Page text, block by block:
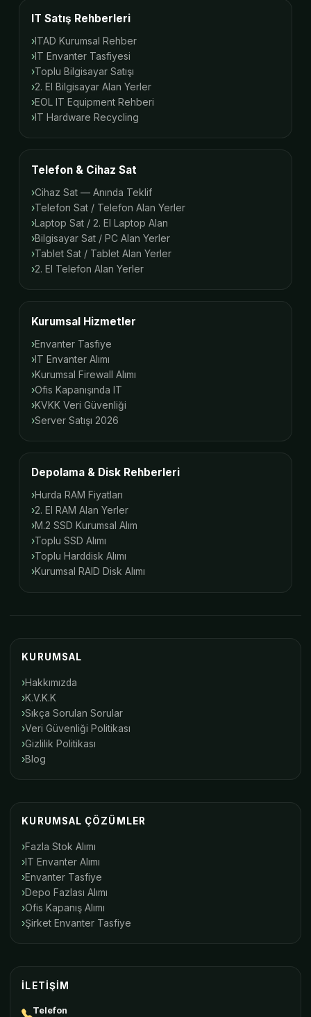
IT Satış Rehberleri
ITAD Kurumsal Rehber
IT Envanter Tasfiyesi
Toplu Bilgisayar Satışı
2. El Bilgisayar Alan Yerler
EOL IT Equipment Rehberi
IT Hardware Recycling
Telefon & Cihaz Sat
Cihaz Sat — Anında Teklif
Telefon Sat / Telefon Alan Yerler
Laptop Sat / 2. El Laptop Alan
Bilgisayar Sat / PC Alan Yerler
Tablet Sat / Tablet Alan Yerler
2. El Telefon Alan Yerler
Kurumsal Hizmetler
Envanter Tasfiye
IT Envanter Alımı
Kurumsal Firewall Alımı
Ofis Kapanışında IT
KVKK Veri Güvenliği
Server Satışı 2026
Depolama & Disk Rehberleri
Hurda RAM Fiyatları
2. El RAM Alan Yerler
M.2 SSD Kurumsal Alım
Toplu SSD Alımı
Toplu Harddisk Alımı
Kurumsal RAID Disk Alımı
KURUMSAL
Hakkımızda
K.V.K.K
Sıkça Sorulan Sorular
Veri Güvenliği Politikası
Gizlilik Politikası
Blog
KURUMSAL ÇÖZÜMLER
Fazla Stok Alımı
IT Envanter Alımı
Envanter Tasfiye
Depo Fazlası Alımı
Ofis Kapanış Alımı
Şirket Envanter Tasfiye
İLETIŞIM
Telefon